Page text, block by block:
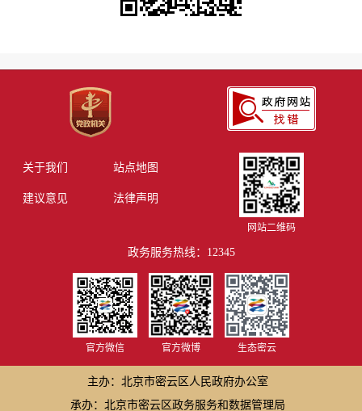
关于我们 站点地图
建议意见 法律声明
网站二维码
政务服务热线：12345
官方微信 官方微博 生态密云
主办：北京市密云区人民政府办公室
承办：北京市密云区政务服务和数据管理局